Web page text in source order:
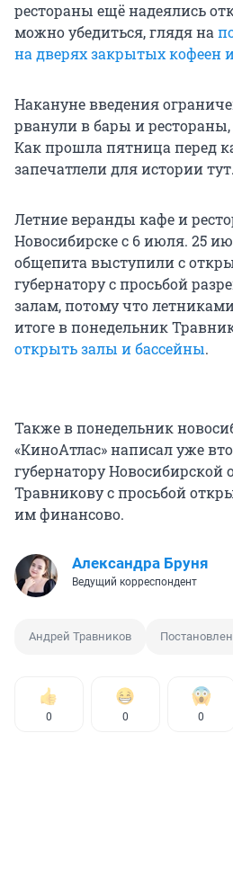
рестораны ещё надеялись
можно убедиться, глядя на
на дверях закрытых кофеен
Накануне введения
рванули в бары и
Как прошла пятница перед
запечатлели для истории тут.
Летние веранды кафе и
Новосибирске с 6 июля. 25
общепита выступили с
губернатору с просьбой
залам, потому что
итоге в понедельник
открыть залы и бассейны.
Также в понедельник
«КиноАтлас» написал уже
губернатору Новосибирской
Травникову с просьбой
им финансово.
Александра Бруня
Ведущий корреспондент
Андрей Травников
0 0 0